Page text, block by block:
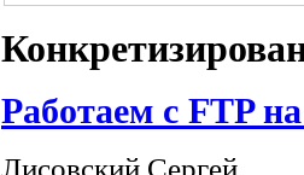
Работаем с FTP
Лисовский Сергей